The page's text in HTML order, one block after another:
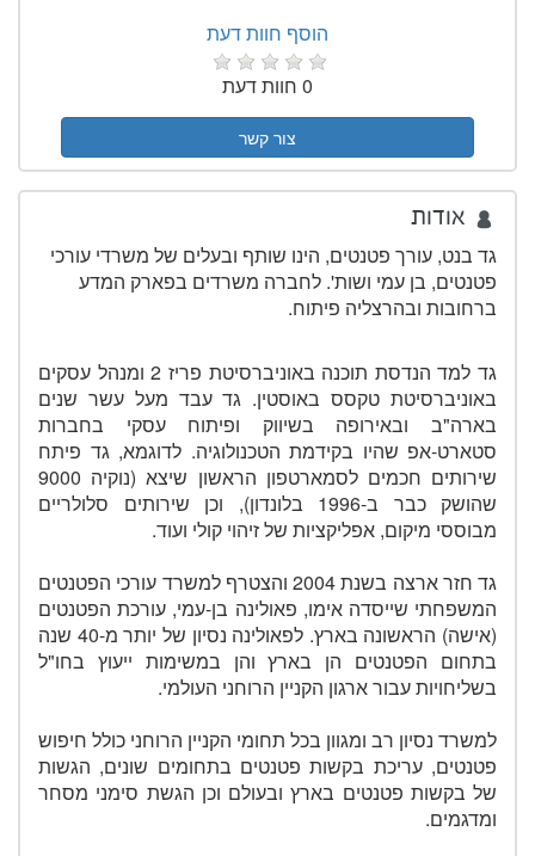
הוסף חוות דעת
0 חוות דעת
צור קשר
אודות
גד בנט, עורך פטנטים, הינו שותף ובעלים של משרדי עורכי
פטנטים, בן עמי ושות'. לחברה משרדים בפארק המדע
ברחובות ובהרצליה פיתוח.
גד למד הנדסת תוכנה באוניברסיטת פריז 2 ומנהל עסקים
באוניברסיטת טקסס באוסטין. גד עבד מעל עשר שנים
בארה"ב ובאירופה בשיווק ופיתוח עסקי בחברות
סטארט-אפ שהיו בקידמת הטכנולוגיה. לדוגמא, גד פיתח
שירותים חכמים לסמארטפון הראשון שיצא (נוקיה 9000
שהושק כבר ב-1996 בלונדון), וכן שירותים סלולריים
מבוססי מיקום, אפליקציות של זיהוי קולי ועוד.
גד חזר ארצה בשנת 2004 והצטרף למשרד עורכי הפטנטים
המשפחתי שייסדה אימו, פאולינה בן-עמי, עורכת הפטנטים
(אישה) הראשונה בארץ. לפאולינה נסיון של יותר מ-40 שנה
בתחום הפטנטים הן בארץ והן במשימות ייעוץ בחו"ל
בשליחויות עבור ארגון הקניין הרוחני העולמי.
למשרד נסיון רב ומגוון בכל תחומי הקניין הרוחני כולל חיפוש
פטנטים, עריכת בקשות פטנטים בתחומים שונים, הגשות
של בקשות פטנטים בארץ ובעולם וכן הגשת סימני מסחר
ומדגמים.